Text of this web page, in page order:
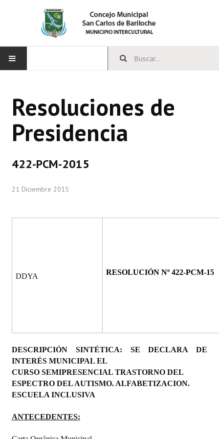
CONCEJO
Bloques Políticos
Comisiones Permanentes
Comisiones Especiales
Constitución Nacional
Reglamento Interno
Digesto
Organigrama
DOCUMENTOS
Informes de Gestión
Resoluciones de
Presidencia
422-PCM-2015
21 Diciembre 2015
DDYA RESOLUCIÓN Nº 422-PCM-15
DESCRIPCIÓN SINTÉTICA: SE DECLARA DE
INTERÉS MUNICIPAL EL
CURSO SEMIPRESENCIAL TRASTORNO DEL
ESPECTRO DEL AUTISMO. ALFABETIZACION.
ESCUELA INCLUSIVA
ANTECEDENTES: